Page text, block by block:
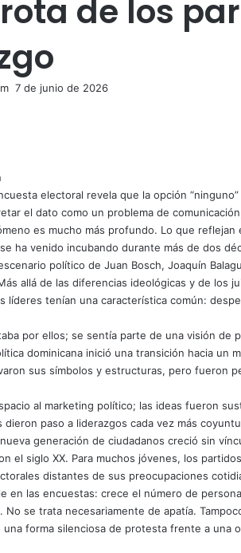
de los
Send
7 de junio de 2026
electoral revela que la opción
el dato como un problema de
es mucho más profundo. Lo que reflejan
ha venido incubando durante más de dos
político de Juan Bosch, Joaquín
allá de las diferencias ideológicas y de los
líderes tenían una característica común:
por ellos; se sentía parte de una visión de
dominicana inició una transición hacia un
sus símbolos y estructuras, pero fueron
al marketing político; las ideas fueron
paso a liderazgos cada vez más
generación de ciudadanos creció sin
el siglo XX. Para muchos jóvenes, los
distantes de sus preocupaciones
en las encuestas: crece el número de
No se trata necesariamente de apatía.
una forma silenciosa de protesta frente a una